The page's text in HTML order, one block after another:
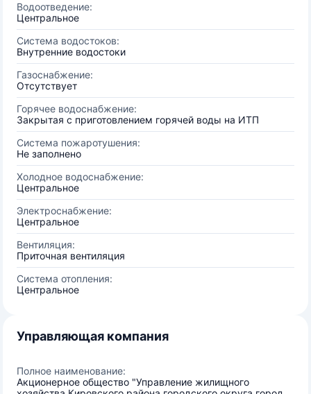
Водоотведение:
Центральное
Система водостоков:
Внутренние водостоки
Газоснабжение:
Отсутствует
Горячее водоснабжение:
Закрытая с приготовлением горячей воды на ИТП
Система пожаротушения:
Не заполнено
Холодное водоснабжение:
Центральное
Электроснабжение:
Центральное
Вентиляция:
Приточная вентиляция
Система отопления:
Центральное
Управляющая компания
Полное наименование:
Акционерное общество "Управление жилищного